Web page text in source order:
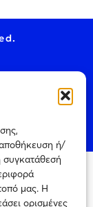
αποθήκευση ή/
μας. Η
ορισμένες